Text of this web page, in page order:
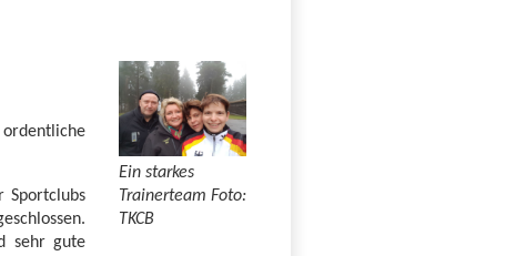
Sportclubs
sehr gute
Ein starkes
Trainerteam Foto:
TKCB